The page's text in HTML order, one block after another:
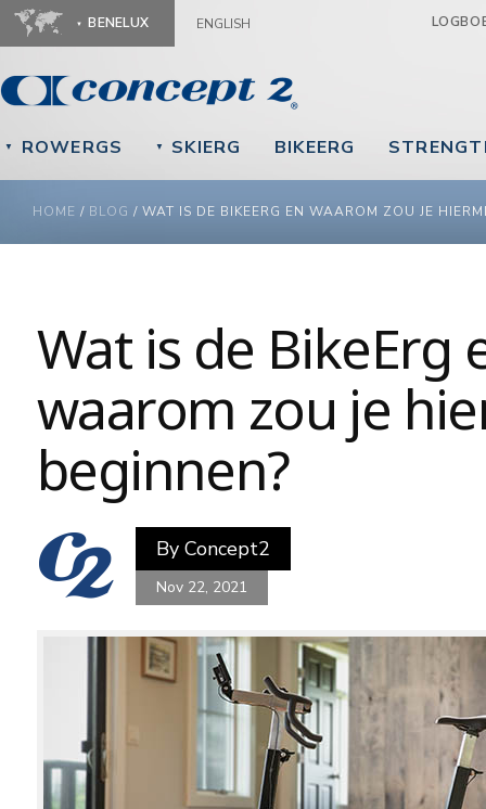
BENELUX ENGLISH
▼ ROWERGS ▼ SKIERG BIKEERG
YOU ARE HERE
HOME / BLOG / WAT IS DE BIKEERG EN WAAROM ZOU JE
Wat is de BikeErg
waarom zou je
beginnen?
By Concept2
Nov 22, 2021